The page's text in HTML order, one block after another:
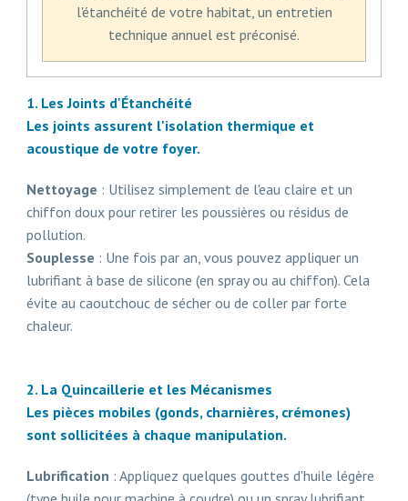
l'étanchéité de votre habitat, un entretien
technique annuel est préconisé.
1. Les Joints d'Étanchéité
Les joints assurent l'isolation thermique et
acoustique de votre foyer.
Nettoyage : Utilisez simplement de l'eau claire et un
chiffon doux pour retirer les poussières ou résidus de
pollution.
Souplesse : Une fois par an, vous pouvez appliquer un
lubrifiant à base de silicone (en spray ou au chiffon). Cela
évite au caoutchouc de sécher ou de coller par forte
chaleur.
2. La Quincaillerie et les Mécanismes
Les pièces mobiles (gonds, charnières, crémones)
sont sollicitées à chaque manipulation.
Lubrification : Appliquez quelques gouttes d'huile légère